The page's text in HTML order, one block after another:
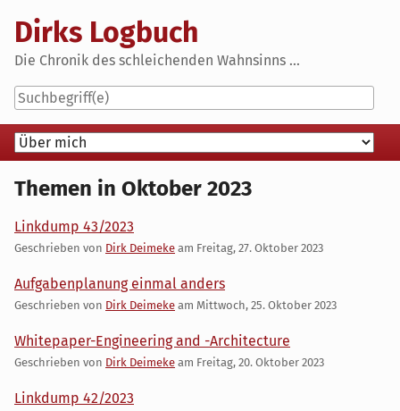
content
Dirks Logbuch
Die Chronik des schleichenden Wahnsinns ...
Navigation
Themen in Oktober 2023
Linkdump 43/2023
Geschrieben von Dirk Deimeke am Freitag, 27. Oktober 2023
Aufgabenplanung einmal anders
Geschrieben von Dirk Deimeke am Mittwoch, 25. Oktober 2023
Whitepaper-Engineering and -Architecture
Geschrieben von Dirk Deimeke am Freitag, 20. Oktober 2023
Linkdump 42/2023